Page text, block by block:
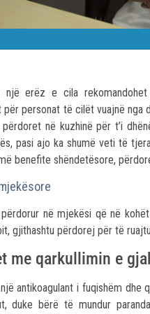
një erëz e cila
për personat të cilët vuajnë nga
përdoret në kuzhinë për t’i
pasi ajo ka shumë veti të
benefite shëndetësore,
përdorur në mjekësi që në
gjithashtu përdorej për të
me qarkullimin e
antikoagulant i fuqishëm dhe
duke bërë të mundur